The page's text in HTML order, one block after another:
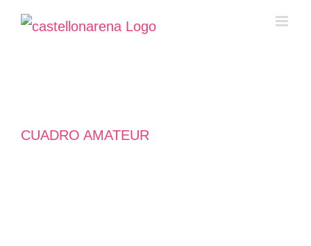
Saltar
CUADRO AMATEUR